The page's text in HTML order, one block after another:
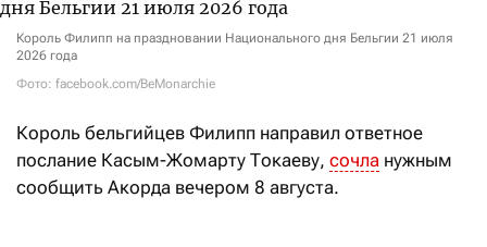
Король Филипп на праздновании Национального дня Бельгии 21 июля
2026 года
Фото: facebook.com/BeMonarchie
Король бельгийцев Филипп направил ответное
послание Касым-Жомарту Токаеву, сочла нужным
сообщить Акорда вечером 8 августа.